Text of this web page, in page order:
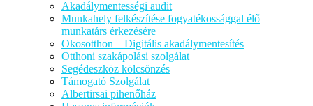
Akadálymentességi audit
Munkahely felkészítése fogyatékossággal élő
munkatárs érkezésére
Okosotthon – Digitális akadálymentesítés
Otthoni szakápolási szolgálat
Segédeszköz kölcsönzés
Támogató Szolgálat
Albertirsai pihenőház